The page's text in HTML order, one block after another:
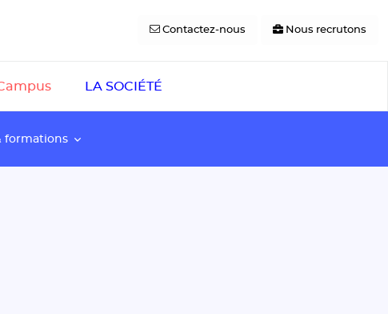
Contactez-nous Nous recrutons
LA SOCIÉTÉ
formations